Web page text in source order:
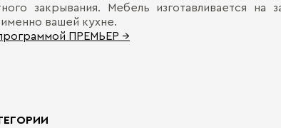
закрывания. Мебель изготавливается
вашей кухне.
ПРЕМЬЕР →